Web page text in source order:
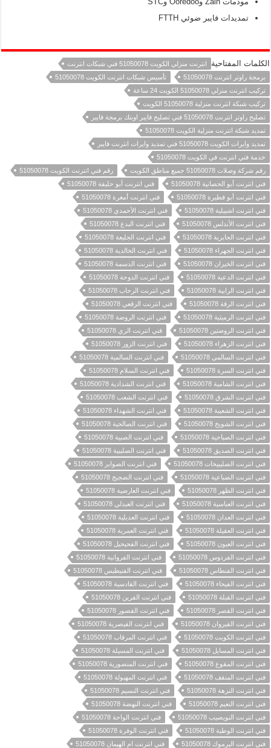
تمديدات فايبر ضوئي FTTH
الكلمات المفتاحية
انترنت منزلي الكويت 51050078 فني شبكات انترنت
برمجة راوتر انترنت 51050078
تأسيس شبكات انترنت الكويت 51050078
تركيب انترنت منزلي 51050078 الكويت 24 ساعة
تركيب شبكة انترنت منزلية 51050078 الكويت
تصليح راوتر انترنت 51050078 فني تصليح فايبر اوبتك برمجة فايبر
تمديد شبكة انترنت منزلية الكويت 51050078
تمديد وايرات الكويت 51050078 فني تمديد وايرات انترنت فايبر
خدمة فني انترنت في الكويت 51050078
رقم شركة وصلات 51050078 جميع مناطق الكويت
رقم فني انترنت الكويت 51050078
فني انترنت أبو الحصانية 51050078
فني انترنت أبو حليفة 51050078
فني انترنت أبو فطيرة 51050078
فني انترنت أمغرة 51050078
فني انترنت اشبيلية 51050078
فني انترنت الأحمدي 51050078
فني انترنت الأندلس 51050078
فني انترنت البدع 51050078
فني انترنت الجابرية 51050078
فني انترنت الجليعة 51050078
فني انترنت الجهراء 51050078
فني انترنت الخالدية 51050078
فني انترنت الخيران 51050078
فني انترنت الدسمة 51050078
فني انترنت الدعية 51050078
فني انترنت الدوحة 51050078
فني انترنت الرابية 51050078
فني انترنت الرحاب 51050078
فني انترنت الرقة 51050078
فني انترنت الرقعي 51050078
فني انترنت الرميثية 51050078
فني انترنت الروضة 51050078
فني انترنت الروضتين 51050078
فني انترنت الري 51050078
فني انترنت الزهراء 51050078
فني انترنت الزور 51050078
فني انترنت السالمي 51050078
فني انترنت السالمية 51050078
فني انترنت السرة 51050078
فني انترنت السلام 51050078
فني انترنت الشامية 51050078
فني انترنت الشدادية 51050078
فني انترنت الشرق 51050078
فني انترنت الشعب 51050078
فني انترنت الشعيبة 51050078
فني انترنت الشهداء 51050078
فني انترنت الشويخ 51050078
فني انترنت الصالحية 51050078
فني انترنت الصباحية 51050078
فني انترنت الصبية 51050078
فني انترنت الصديق 51050078
فني انترنت الصليبية 51050078
فني انترنت الصليبيخات 51050078
فني انترنت الصوابر 51050078
فني انترنت الضباعية 51050078
فني انترنت الضجيج 51050078
فني انترنت الظهر 51050078
فني انترنت العارضية 51050078
فني انترنت العباسية 51050078
فني انترنت العبدلي 51050078
فني انترنت العدان 51050078
فني انترنت العديلية 51050078
فني انترنت العقيلة 51050078
فني انترنت العمرية 51050078
فني انترنت العيون 51050078
فني انترنت الفحيحيل 51050078
فني انترنت الفردوس 51050078
فني انترنت الفروانية 51050078
فني انترنت الفنطاس 51050078
فني انترنت الفنيطيس 51050078
فني انترنت الفيحاء 51050078
فني انترنت القادسية 51050078
فني انترنت القبلة 51050078
فني انترنت القرين 51050078
فني انترنت القصر 51050078
فني انترنت القصور 51050078
فني انترنت القيروان 51050078
فني انترنت القيصرية 51050078
فني انترنت الكويت 51050078
فني انترنت المرقاب 51050078
فني انترنت المسايل 51050078
فني انترنت المسيلة 51050078
فني انترنت المقوع 51050078
فني انترنت المنصورية 51050078
فني انترنت المنقف 51050078
فني انترنت المهبولة 51050078
فني انترنت النزهة 51050078
فني انترنت النسيم 51050078
فني انترنت النعيم 51050078
فني انترنت النهضة 51050078
فني انترنت النويصيب 51050078
فني انترنت الواحة 51050078
فني انترنت الوطية 51050078
فني انترنت الوفرة 51050078
فني انترنت اليرموك 51050078
فني انترنت ام الهيمان 51050078